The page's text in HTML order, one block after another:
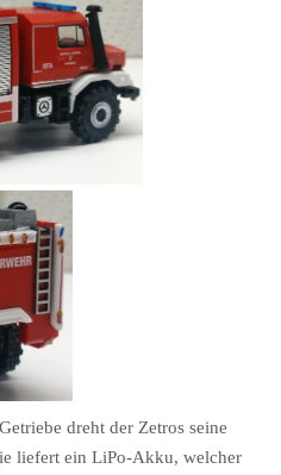
dreht der Zetros seine
liefert ein LiPo-Akku, welcher